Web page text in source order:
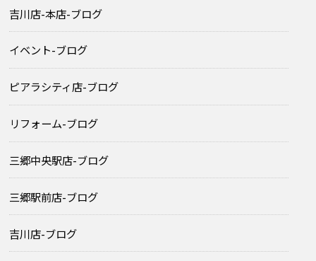
吉川店-本店-ブログ
イベント-ブログ
ピアラシティ店-ブログ
リフォーム-ブログ
三郷中央駅店-ブログ
三郷駅前店-ブログ
吉川店-ブログ